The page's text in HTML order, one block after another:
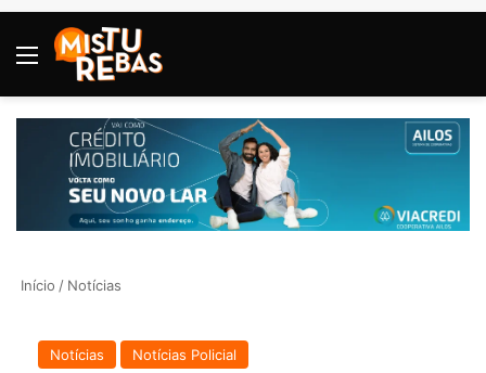
Menu
Início / Notícias
Notícias Notícias Policial